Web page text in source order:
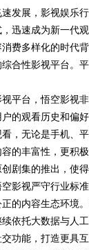
发展，影视娱乐
迅速成为新一代观
费多样化的时代
合性影视平台。
平台，悟空影视
的观看历史和偏
，无论是手机、
的丰富性，更积
剧集的推出，使
影视严守行业标
的内容生态环境
依托大数据与人
功能，打造更具
揭晓